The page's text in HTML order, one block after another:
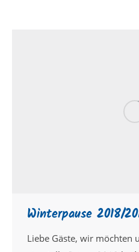
Winterpause 2018/
Liebe Gäste, wir möchten